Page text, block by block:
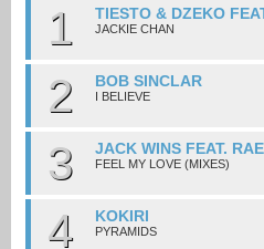
1 TIESTO & DZEKO
JACKIE CHAN
2 BOB SINCLAR
I BELIEVE
3 JACK WINS FEAT.
FEEL MY LOVE (MIXES)
4 KOKIRI
PYRAMIDS